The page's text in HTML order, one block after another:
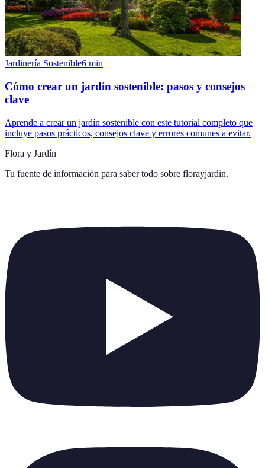
Jardinería Sostenible6 min
Cómo crear un jardín sostenible: pasos y consejos
clave
Aprende a crear un jardín sostenible con este tutorial completo que
incluye pasos prácticos, consejos clave y errores comunes a evitar.
Flora y Jardín
Tu fuente de información para saber todo sobre florayjardin.